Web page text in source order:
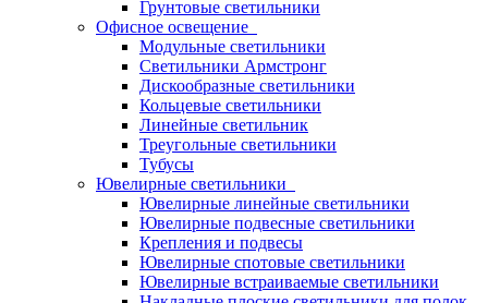
Грунтовые светильники
Офисное освещение
Модульные светильники
Светильники Армстронг
Дискообразные светильники
Кольцевые светильники
Линейные светильник
Треугольные светильники
Тубусы
Ювелирные светильники
Ювелирные линейные светильники
Ювелирные подвесные светильники
Крепления и подвесы
Ювелирные спотовые светильники
Ювелирные встраиваемые светильники